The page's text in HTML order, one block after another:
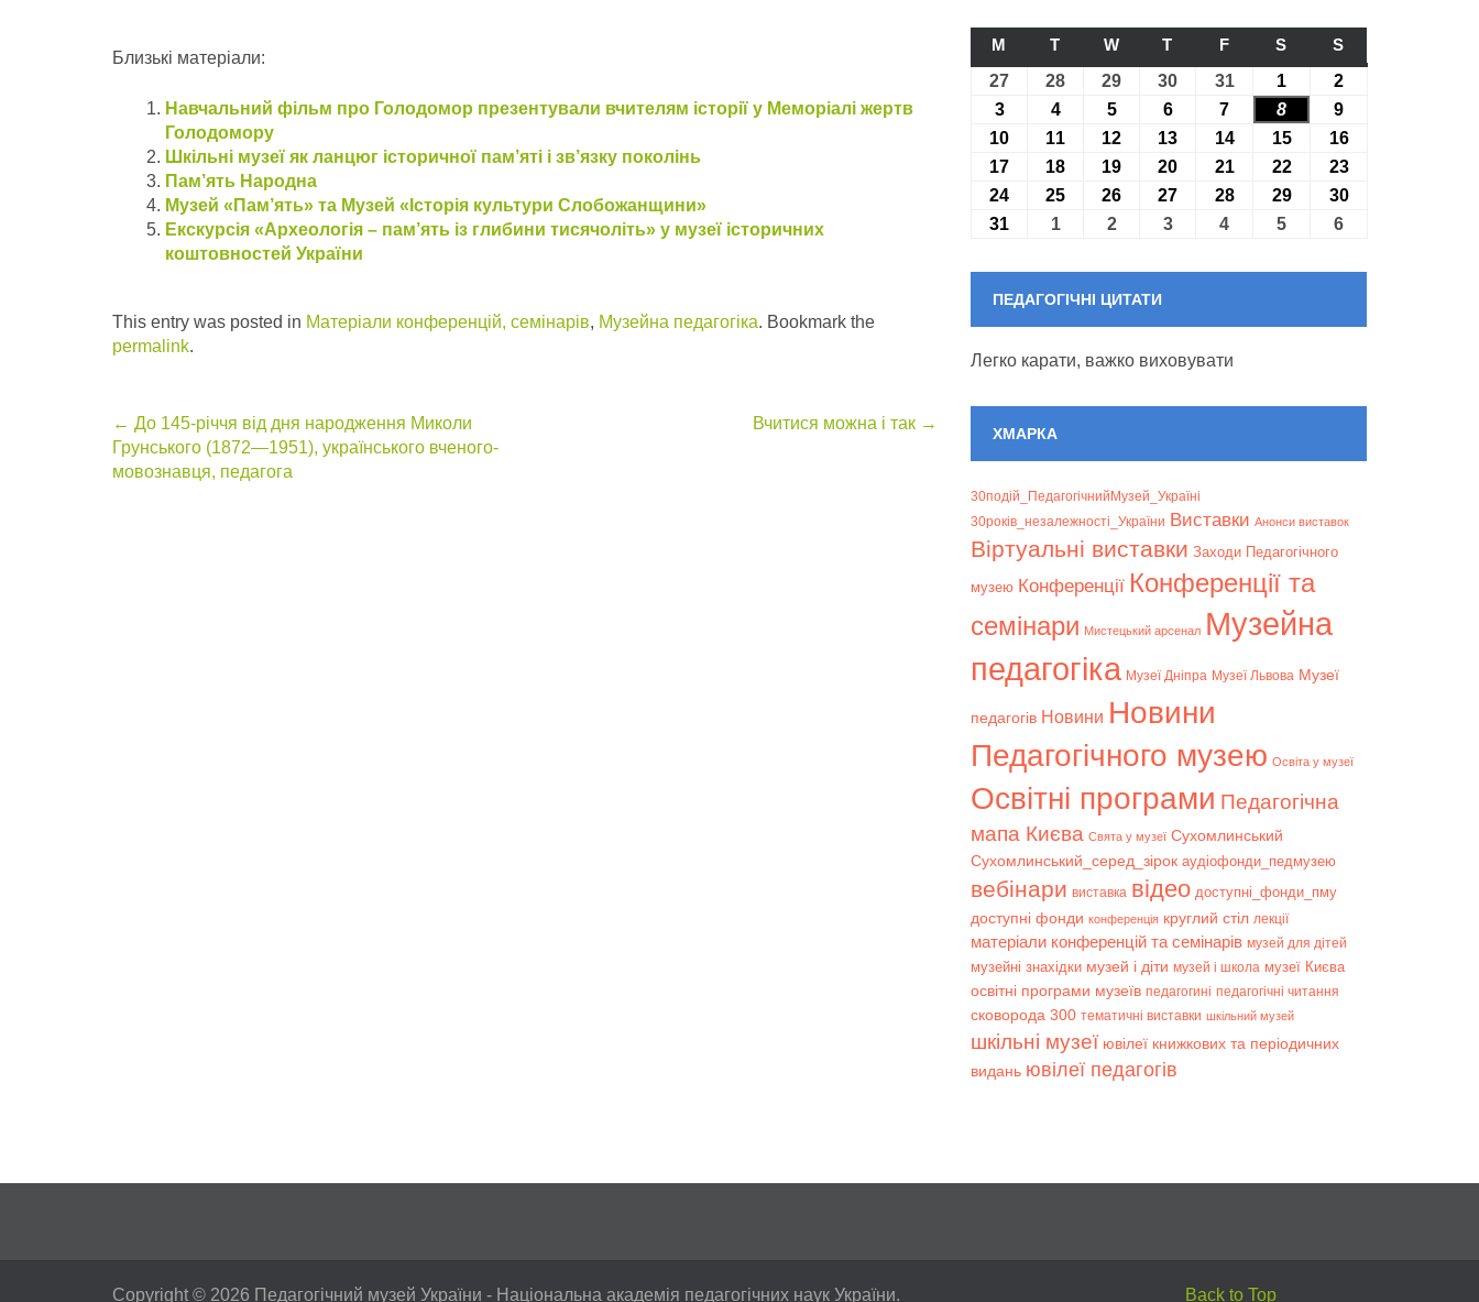
Близькі матеріали:
Навчальний фільм про Голодомор презентували вчителям історії у Меморіалі жертв
Голодомору
Шкільні музеї як ланцюг історичної пам’яті і зв’язку поколінь
Пам’ять Народна
Музей «Пам’ять» та Музей «Історія культури Слобожанщини»
Екскурсія «Археологія – пам’ять із глибини тисячоліть» у музеї історичних
коштовностей України
This entry was posted in Матеріали конференцій, семінарів, Музейна педагогіка. Bookmark the
permalink.
Post
navigation
← До 145-річчя від дня народження Миколи
Грунського (1872—1951), українського вченого-
мовознавця, педагога
Вчитися можна і так →
M ПОНЕДІЛОК
T ВІВТОРОК
WСЕРЕДА
T ЧЕТВЕР
FП’ЯТНИЦЯ
S СУБОТА
S
27 27.07.2026
28 28.07.2026
29 29.07.2026
30 30.07.2026
3131.07.2026
1 01.08.2026
2
303.08.2026
404.08.2026
505.08.2026
606.08.2026
7 07.08.2026
8 08.08.2026
9
10 10.08.2026
11 11.08.2026
12 12.08.2026
13 13.08.2026
1414.08.2026
1515.08.2026
1616.08.2026
17 17.08.2026
18 18.08.2026
19 19.08.2026
20 20.08.2026
2121.08.2026
2222.08.2026
2323.08.2026
24 24.08.2026
25 25.08.2026
26 26.08.2026
27 27.08.2026
2828.08.2026
2929.08.2026
3030.08.2026
31 31.08.2026
101.09.2026
202.09.2026
303.09.2026
4 04.09.2026
5 05.09.2026
6
ПЕДАГОГІЧНІ ЦИТАТИ
Легко карати, важко виховувати
ХМАРКА
30подій_ПедагогічнийМузей_Україні
30років_незалежності_України Bиставки Анонси виставок
Віртуальні виставки Заходи Педагогічного
музею Конференції Конференції та
семінари Мистецький арсенал Музейна
педагогіка Музеї Дніпра Музеї Львова Музеї
педагогів Новини Новини
Педагогічного музею Освіта у музеї
Освітні програми Педагогічна
мапа Києва Свята у музеї Сухомлинський
Сухомлинський_серед_зірок аудіофонди_педмузею
вебінари виставка відео доступні_фонди_пму
доступні фонди конференція круглий стіл лекції
матеріали конференцій та семінарів музей для дітей
музейні знахідки музей і діти музей і школа музеї Києва
освітні програми музеїв педагогині педагогічні читання
сковорода 300 тематичні виставки шкільний музей
шкільні музеї ювілеї книжкових та періодичних
видань ювілеї педагогів
Copyright © 2026 Педагогічний музей України - Національна академія педагогічних наук України. Back to Top